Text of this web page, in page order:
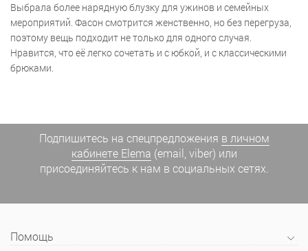
Выбрала более нарядную блузку для ужинов и семейных
мероприятий. Фасон смотрится женственно, но без перегруза,
поэтому вещь подходит не только для одного случая.
Нравится, что её легко сочетать и с юбкой, и с классическими
брюками.
Подпишитесь на спецпредложения в личном
кабинете Elema (email, viber) или
присоединяйтесь к нам в социальных сетях.
Помощь